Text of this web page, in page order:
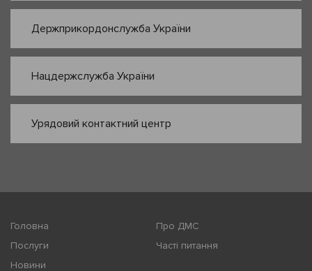
Держприкордонслужба України
Нацдержслужба України
Урядовий контактний центр
Головна
Про ДМС
Послуги
Часті питання
Новини